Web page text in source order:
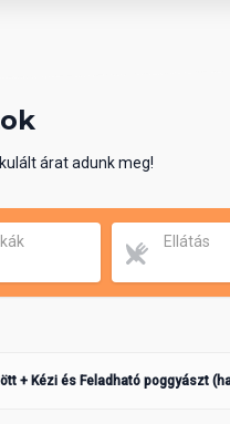
árat adunk meg!
Ellátás
+ Kézi és Feladható poggyászt